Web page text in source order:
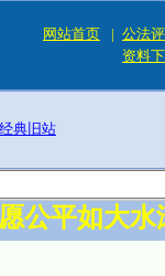
网站首页 | 公法
资料
经典旧站
公平如大